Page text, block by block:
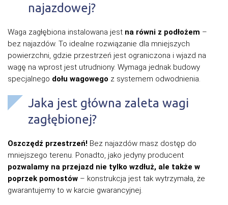
najazdowej?
Waga zagłębiona instalowana jest na równi z podłożem –
bez najazdów. To idealne rozwiązanie dla mniejszych
powierzchni, gdzie przestrzeń jest ograniczona i wjazd na
wagę na wprost jest utrudniony. Wymaga jednak budowy
specjalnego dołu wagowego z systemem odwodnienia.
Jaka jest główna zaleta wagi
zagłębionej?
Oszczędź przestrzeń! Bez najazdów masz dostęp do
mniejszego terenu. Ponadto, jako jedyny producent
pozwalamy na przejazd nie tylko wzdłuż, ale także w
poprzek pomostów – konstrukcja jest tak wytrzymała, że
gwarantujemy to w karcie gwarancyjnej.